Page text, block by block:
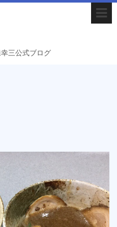
三公式ブログ